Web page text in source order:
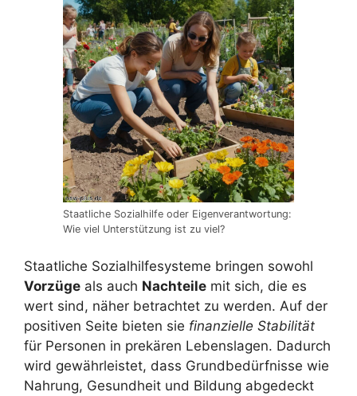
Staatliche Sozialhilfe oder Eigenverantwortung:
Wie viel Unterstützung ist zu viel?
Staatliche Sozialhilfesysteme bringen sowohl
Vorzüge als auch Nachteile mit sich, die es
wert sind, näher betrachtet zu werden. Auf der
positiven Seite bieten sie finanzielle Stabilität
für Personen in prekären Lebenslagen. Dadurch
wird gewährleistet, dass Grundbedürfnisse wie
Nahrung, Gesundheit und Bildung abgedeckt